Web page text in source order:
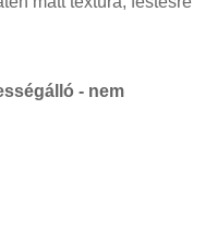
- nem